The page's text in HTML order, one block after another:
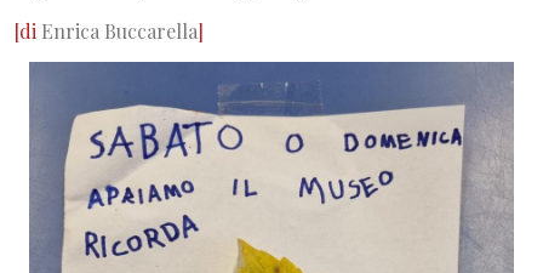
[di Enrica Buccarella]